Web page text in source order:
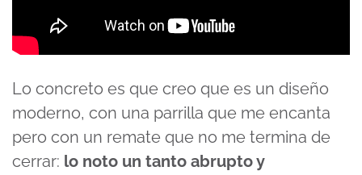
Lo concreto es que creo que es un diseño
moderno, con una parrilla que me encanta
pero con un remate que no me termina de
cerrar: lo noto un tanto abrupto y